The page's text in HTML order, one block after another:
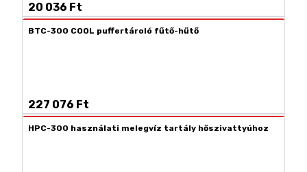
20 036 Ft
BTC-300 COOL puffertároló fűtő-hűtő
227 076 Ft
HPC-300 használati melegvíz tartály hőszivattyúhoz